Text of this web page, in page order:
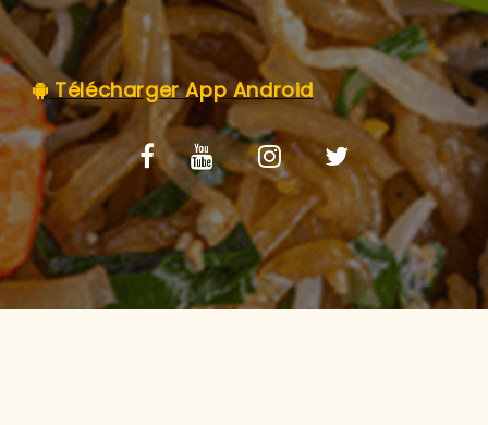
Télécharger App Android